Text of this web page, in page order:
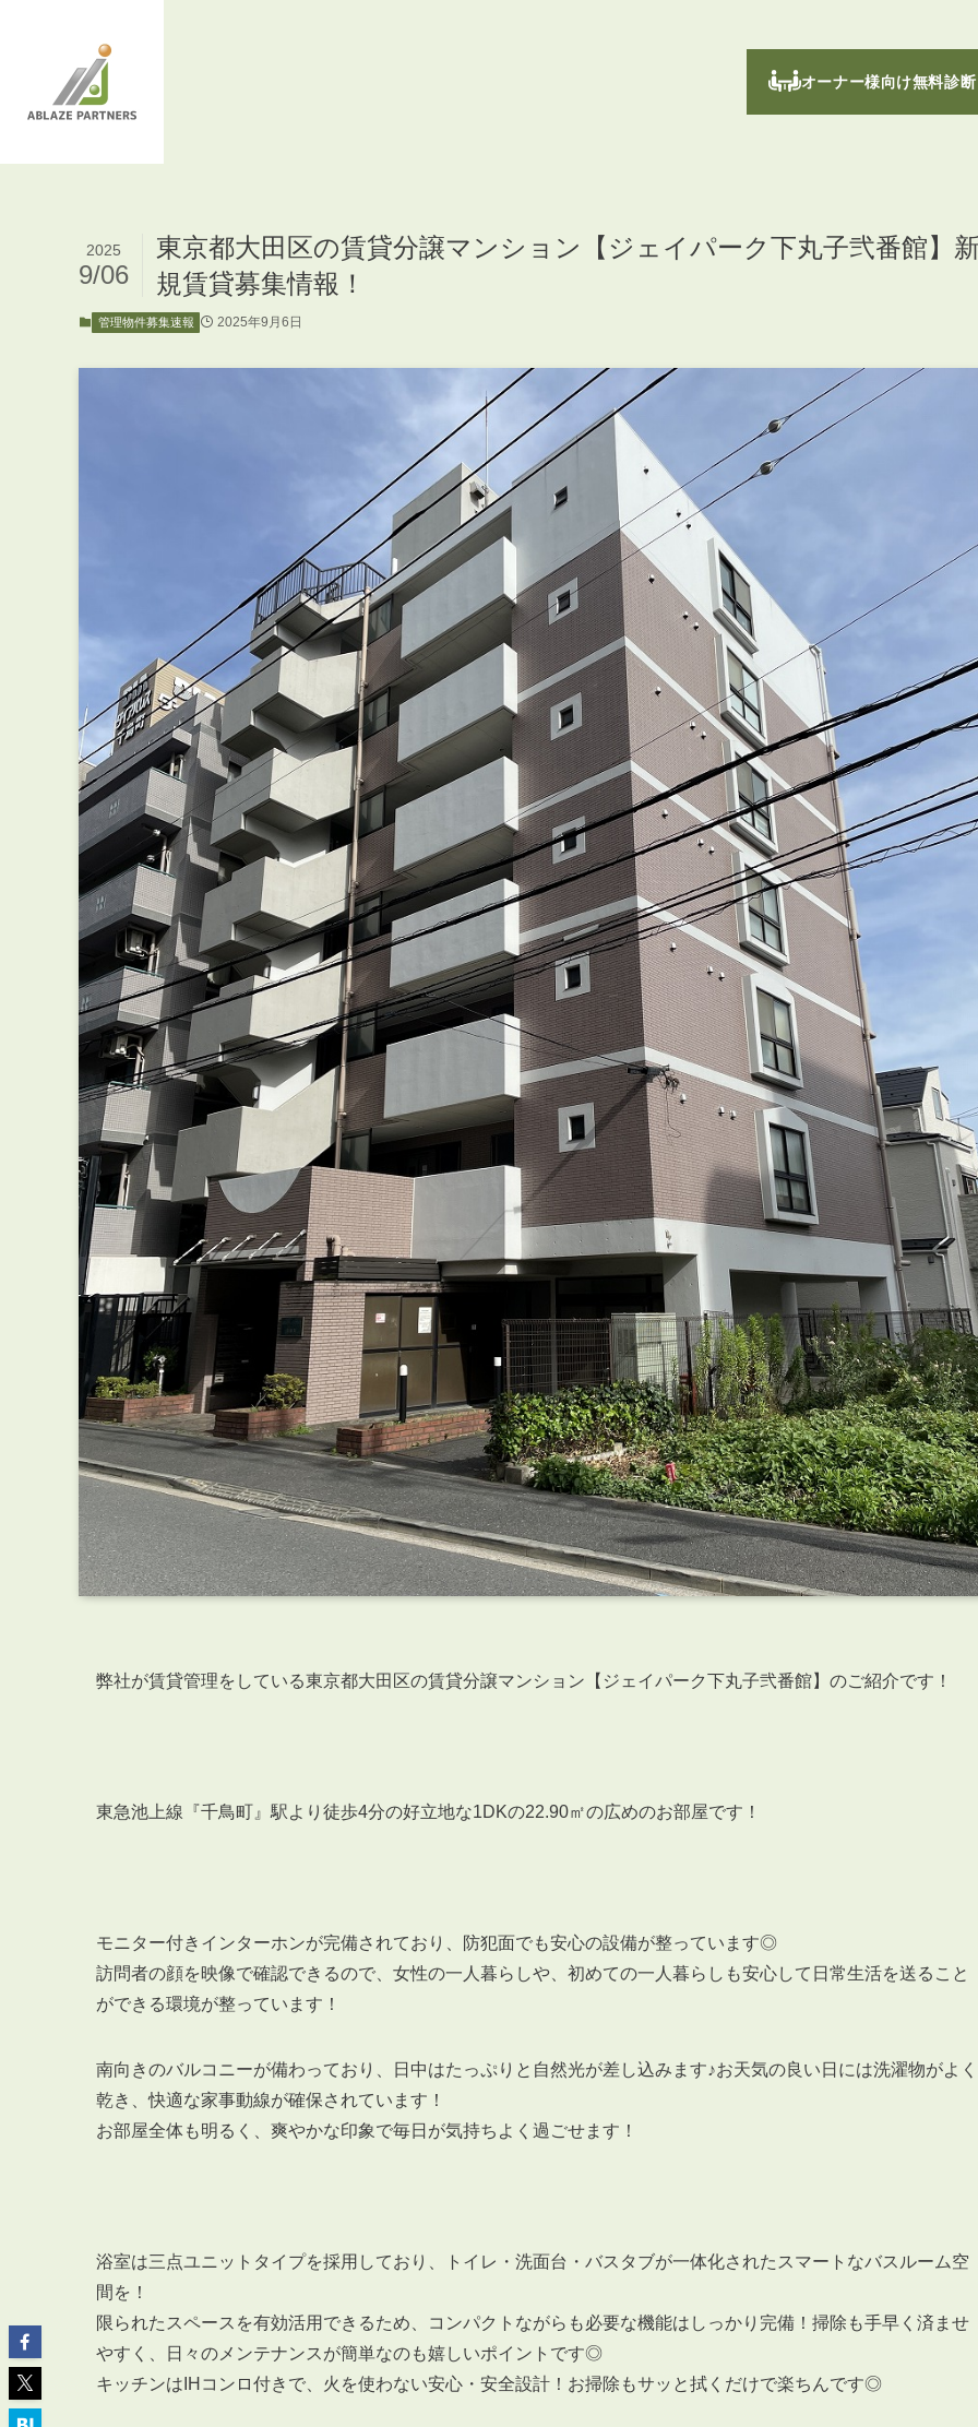
オーナー様向け無料診断
ABOUT
グループ会社紹介
採用情報
SERVICE BROKER
東京都大田区の賃貸分譲マンション【ジェイパーク下丸子弐番館】新
規賃貸募集情報！
2025
9/06
管理物件募集速報 2025年9月6日
弊社が賃貸管理をしている東京都大田区の賃貸分譲マンション【ジェイパーク下丸子弐番館】のご紹介です！
東急池上線『千鳥町』駅より徒歩4分の好立地な1DKの22.90㎡の広めのお部屋です！
モニター付きインターホンが完備されており、防犯面でも安心の設備が整っています◎
訪問者の顔を映像で確認できるので、女性の一人暮らしや、初めての一人暮らしも安心して日常生活を送ること
ができる環境が整っています！
南向きのバルコニーが備わっており、日中はたっぷりと自然光が差し込みます♪お天気の良い日には洗濯物がよく
乾き、快適な家事動線が確保されています！
お部屋全体も明るく、爽やかな印象で毎日が気持ちよく過ごせます！
浴室は三点ユニットタイプを採用しており、トイレ・洗面台・バスタブが一体化されたスマートなバスルーム空
間を！
限られたスペースを有効活用できるため、コンパクトながらも必要な機能はしっかり完備！掃除も手早く済ませ
やすく、日々のメンテナンスが簡単なのも嬉しいポイントです◎
キッチンはIHコンロ付きで、火を使わない安心・安全設計！お掃除もサッと拭くだけで楽ちんです◎